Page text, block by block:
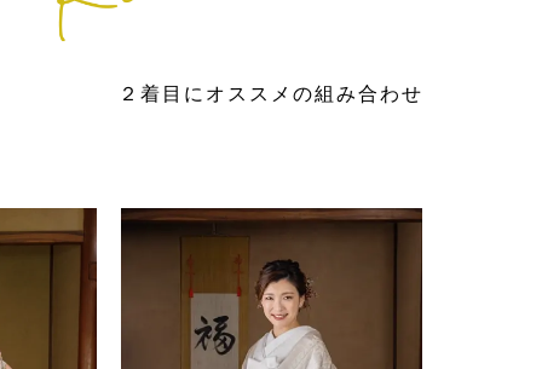
２着目にオススメの組み合わせ